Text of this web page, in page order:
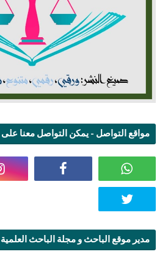
مواقع التواصل - يمكن التواصل معنا
مدير موقع الباحث و مجلة الباحث